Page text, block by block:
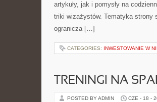
artykuły, jak i pomysły na
triki wizażystów. Tematyka strony
ogranicza […]
CATEGORIES: INWESTOWANIE W
TRENINGI NA
POSTED BY ADMIN CZE - 18 -